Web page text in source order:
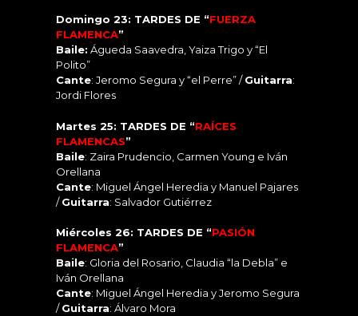
Domingo 23: TARDES DE “FUERZA
FLAMENCA”
Baile: Águeda Saavedra, Yaiza Trigo y “El
Polito”
Cante: Jeromo Segura y “el Perre” /Guitarra:
Jordi Flores
Martes 25: TARDES DE “RAÍCES
FLAMENCAS”
Baile: Zaira Prudencio, Carmen Young e Iván
Orellana
Cante: Miguel Ángel Heredia y Manuel Pajares
/Guitarra: Salvador Gutiérrez
Miércoles 26: TARDES DE “PASIÓN
FLAMENCA”
Baile: Gloria del Rosario, Claudia “la Debla” e
Iván Orellana
Cante: Miguel Ángel Heredia y Jeromo Segura
/Guitarra: Álvaro Mora